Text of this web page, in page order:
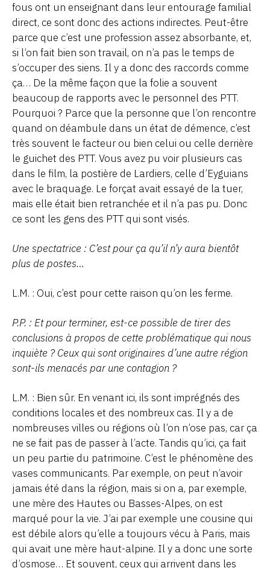
fous ont un enseignant dans leur entourage familial
direct, ce sont donc des actions indirectes. Peut-être
parce que c’est une profession assez absorbante, et,
si l’on fait bien son travail, on n’a pas le temps de
s’occuper des siens. Il y a donc des raccords comme
ça… De la même façon que la folie a souvent
beaucoup de rapports avec le personnel des PTT.
Pourquoi ? Parce que la personne que l’on rencontre
quand on déambule dans un état de démence, c’est
très souvent le facteur ou bien celui ou celle derrière
le guichet des PTT. Vous avez pu voir plusieurs cas
dans le film, la postière de Lardiers, celle d’Eyguians
avec le braquage. Le forçat avait essayé de la tuer,
mais elle était bien retranchée et il n’a pas pu. Donc
ce sont les gens des PTT qui sont visés.
Une spectatrice : C’est pour ça qu’il n’y aura bientôt
plus de postes…
L.M. : Oui, c’est pour cette raison qu’on les ferme.
P.P. : Et pour terminer, est-ce possible de tirer des
conclusions à propos de cette problématique qui nous
inquiète ? Ceux qui sont originaires d’une autre région
sont-ils menacés par une contagion ?
L.M. : Bien sûr. En venant ici, ils sont imprégnés des
conditions locales et des nombreux cas. Il y a de
nombreuses villes ou régions où l’on n’ose pas, car ça
ne se fait pas de passer à l’acte. Tandis qu’ici, ça fait
un peu partie du patrimoine. C’est le phénomène des
vases communicants. Par exemple, on peut n’avoir
jamais été dans la région, mais si on a, par exemple,
une mère des Hautes ou Basses-Alpes, on est
marqué pour la vie. J’ai par exemple une cousine qui
est débile alors qu’elle a toujours vécu à Paris, mais
qui avait une mère haut-alpine. Il y a donc une sorte
d’osmose… Et souvent, ceux qui arrivent dans les